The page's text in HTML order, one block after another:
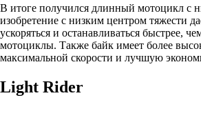
В итоге получился длинный мотоцикл с
изобретение с низким центром тяжести
ускоряться и останавливаться быстрее,
мотоциклы. Также байк имеет более
максимальной скорости и лучшую
Light Rider